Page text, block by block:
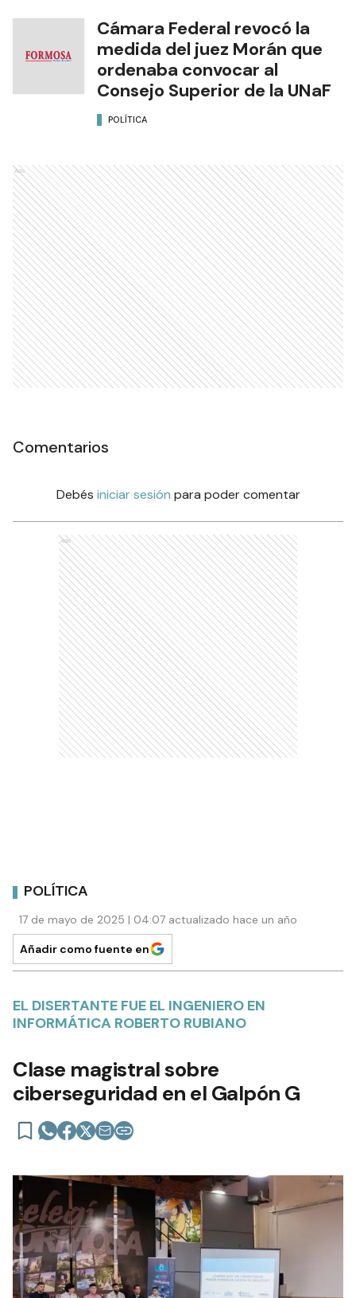
Cámara Federal revocó la
medida del juez Morán que
ordenaba convocar al
Consejo Superior de la UNaF
POLÍTICA
Ads
Comentarios
Debés iniciar sesión para poder comentar
Ads
POLÍTICA
17 de mayo de 2025 | 04:07 actualizado hace un año
Añadir como fuente en
EL DISERTANTE FUE EL INGENIERO EN
INFORMÁTICA ROBERTO RUBIANO
Clase magistral sobre
ciberseguridad en el Galpón G